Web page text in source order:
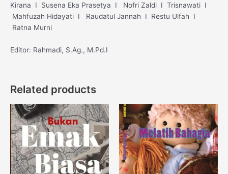
Kirana I Susena Eka Prasetya I Nofri Zaldi I Trisnawati I
Mahfuzah Hidayati I Raudatul Jannah I Restu Ulfah I
Ratna Murni
Editor: Rahmadi, S.Ag., M.Pd.I
Related products